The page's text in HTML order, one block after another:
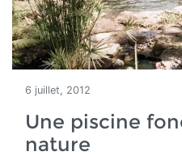
6 juillet, 2012
Une piscine
nature